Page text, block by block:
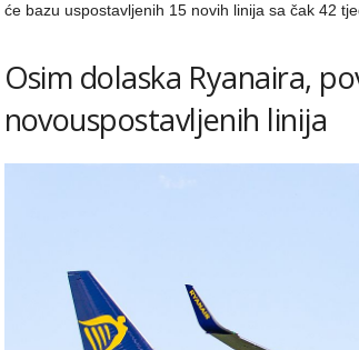
će bazu uspostavljenih 15 novih linija sa čak 42
Osim dolaska Ryanaira,
novouspostavljenih linija